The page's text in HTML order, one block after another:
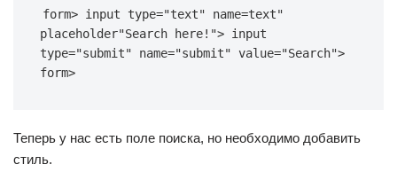
form> input type="text" name=text"
placeholder"Search here!"> input
type="submit" name="submit" value="Search">
form>
Теперь у нас есть поле поиска, но необходимо добавить
стиль.